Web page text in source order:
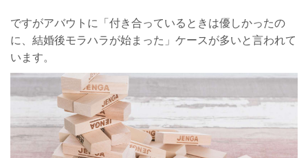
ですがアバウトに「付き合っているときは優しかったの
に、結婚後モラハラが始まった」ケースが多いと言われて
います。